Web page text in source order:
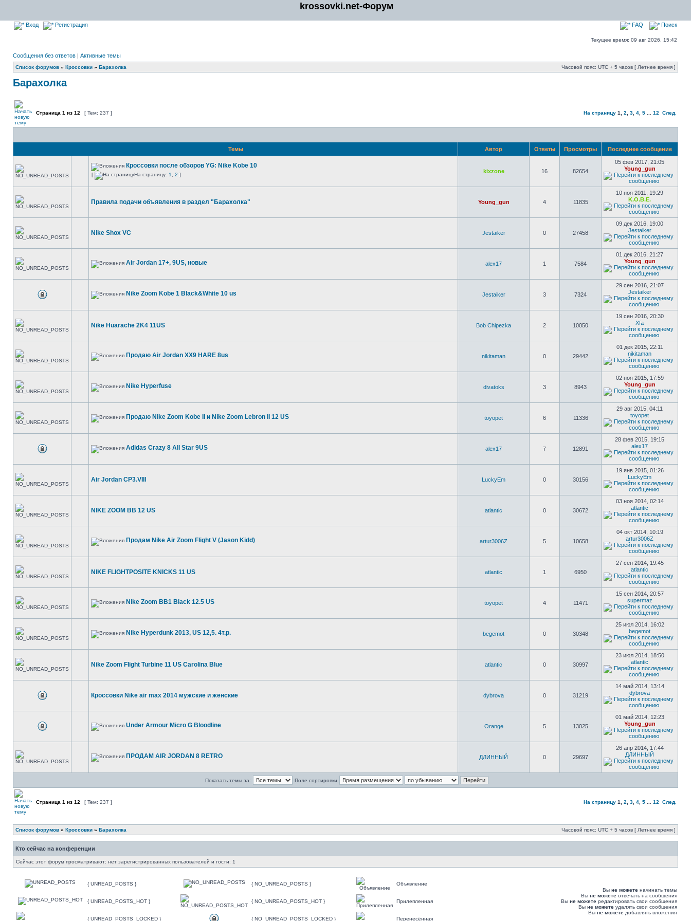
krossovki.net-Форум
Вход Регистрация FAQ Поиск
Текущее время: 09 авг 2026, 15:42
Сообщения без ответов | Активные темы
Список форумов » Кроссовки » Барахолка Часовой пояс: UTC + 5 часов [ Летнее время ]
Барахолка
Страница 1 из 12 [ Тем: 237 ] На страницу 1 2 3 4 5 12 След.
Темы Автор Ответы Просмотры Последнее сообщение
Кроссовки после обзоров YG: Nike Kobe 10
[ На страницу: 1 2 ]
kixzone 16 82654
05 фев 2017, 21:05
Young_gun
Правила подачи объявления в раздел "Барахолка" Young_gun 4 11835
10 ноя 2011, 19:29
K.O.B.E.
Nike Shox VC Jestaiker 0 27458
09 дек 2016, 19:00
Jestaiker
Air Jordan 17+, 9US, новые alex17 1 7584
01 дек 2016, 21:27
Young_gun
Nike Zoom Kobe 1 Black&White 10 us Jestaiker 3 7324
29 сен 2016, 21:07
Jestaiker
Nike Huarache 2K4 11US Bob Chipezka 2 10050
19 сен 2016, 20:30
Xfa
Продаю Air Jordan XX9 HARE 8us nikitaman 0 29442
01 дек 2015, 22:11
nikitaman
Nike Hyperfuse divatoks 3 8943
02 ноя 2015, 17:59
Young_gun
Продаю Nike Zoom Kobe II и Nike Zoom Lebron II 12 US toyopet 6 11336
29 авг 2015, 04:11
toyopet
Adidas Crazy 8 All Star 9US alex17 7 12891
28 фев 2015, 19:15
alex17
Air Jordan CP3.VIII LuckyEm 0 30156
19 янв 2015, 01:26
LuckyEm
NIKE ZOOM BB 12 US atlantic 0 30672
03 ноя 2014, 02:14
atlantic
Продам Nike Air Zoom Flight V (Jason Kidd) artur3006Z 5 10658
04 окт 2014, 10:19
artur3006Z
NIKE FLIGHTPOSITE KNICKS 11 US atlantic 1 6950
27 сен 2014, 19:45
atlantic
Nike Zoom BB1 Black 12.5 US toyopet 4 11471
15 сен 2014, 20:57
supermaz
Nike Hyperdunk 2013, US 12,5. 4т.р. begemot 0 30348
25 июл 2014, 16:02
begemot
Nike Zoom Flight Turbine 11 US Carolina Blue atlantic 0 30997
23 июл 2014, 18:50
atlantic
Кроссовки Nike air max 2014 мужские и женские dybrova 0 31219
14 май 2014, 13:14
dybrova
Under Armour Micro G Bloodline Orange 5 13025
01 май 2014, 12:23
Young_gun
ПРОДАМ AIR JORDAN 8 RETRO ДЛИННЫЙ 0 29697
26 апр 2014, 17:44
ДЛИННЫЙ
Показать темы за: Поле сортировки
Страница 1 из 12 [ Тем: 237 ] На страницу 1 2 3 4 5 12 След.
Список форумов » Кроссовки » Барахолка Часовой пояс: UTC + 5 часов [ Летнее время ]
Кто сейчас на конференции
Сейчас этот форум просматривают: нет зарегистрированных пользователей и гости: 1
{ UNREAD_POSTS } { NO_UNREAD_POSTS } Объявление
{ UNREAD_POSTS_HOT } { NO_UNREAD_POSTS_HOT } Прилепленная
{ UNREAD_POSTS_LOCKED } { NO_UNREAD_POSTS_LOCKED } Перенесённая
Вы не можете начинать темы
Вы не можете отвечать на сообщения
Вы не можете редактировать свои сообщения
Вы не можете удалять свои сообщения
Вы не можете добавлять вложения